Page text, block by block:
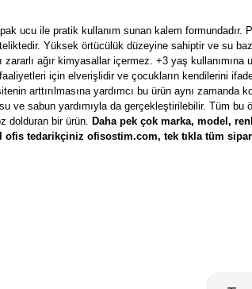
ucu ile pratik kullanım sunan kalem
Yüksek örtücülük düzeyine sahiptir ve su
ağır kimyasallar içermez. +3 yaş
için elverişlidir ve çocukların kendilerini
arttırılmasına yardımcı bu ürün aynı
ve sabun yardımıyla da gerçekleştirilebilir. Tüm bu
dolduran bir ürün. Daha pek çok marka, model,
tedarikçiniz ofisostim.com, tek tıkla tüm